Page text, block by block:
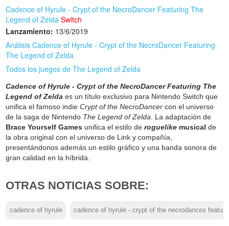
Cadence of Hyrule - Crypt of the NecroDancer Featuring The
Legend of Zelda Switch
Lanzamiento: 13/6/2019
Análisis Cadence of Hyrule - Crypt of the NecroDancer Featuring
The Legend of Zelda
Todos los juegos de The Legend of Zelda
Cadence of Hyrule - Crypt of the NecroDancer Featuring The
Legend of Zelda es un título exclusivo para Nintendo Switch que
unifica el famoso indieCrypt of the NecroDancer con el universo
de la saga de Nintendo The Legend of Zelda . La adaptación de
Brace Yourself Games unifica el estilo deroguelike musical de
la obra original con el universo de Link y compañía,
presentándonos además un estilo gráfico y una banda sonora de
gran calidad en la híbrida.
OTRAS NOTICIAS SOBRE:
cadence of hyrule cadence of hyrule - crypt of the necrodances